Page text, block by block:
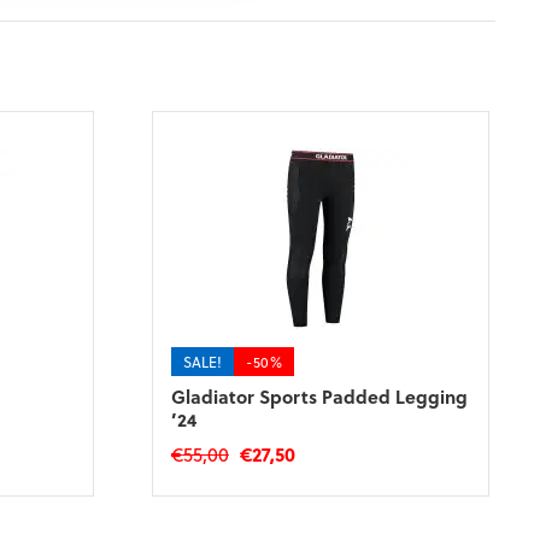
SALE! -50%
Gladiator Sports Padded Legging
’24
€55,00 Oorspronkelijke
€27,50Huidige
Dit